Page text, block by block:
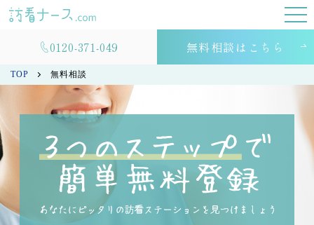
0120-371-049 無料相談はこちら
TOP 無料相談